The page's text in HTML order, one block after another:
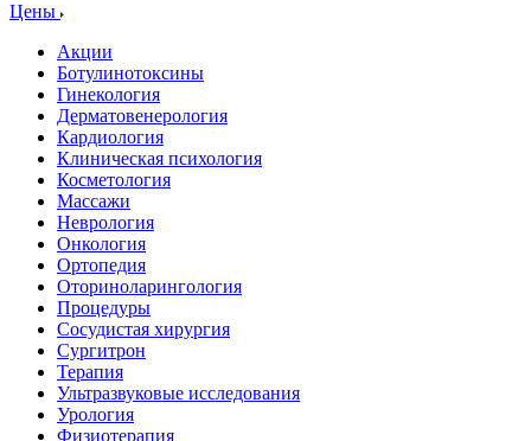
Цены
Акции
Ботулинотоксины
Гинекология
Дерматовенерология
Кардиология
Клиническая психология
Косметология
Массажи
Неврология
Онкология
Ортопедия
Оториноларингология
Процедуры
Сосудистая хирургия
Сургитрон
Терапия
Ультразвуковые исследования
Урология
Физиотерапия